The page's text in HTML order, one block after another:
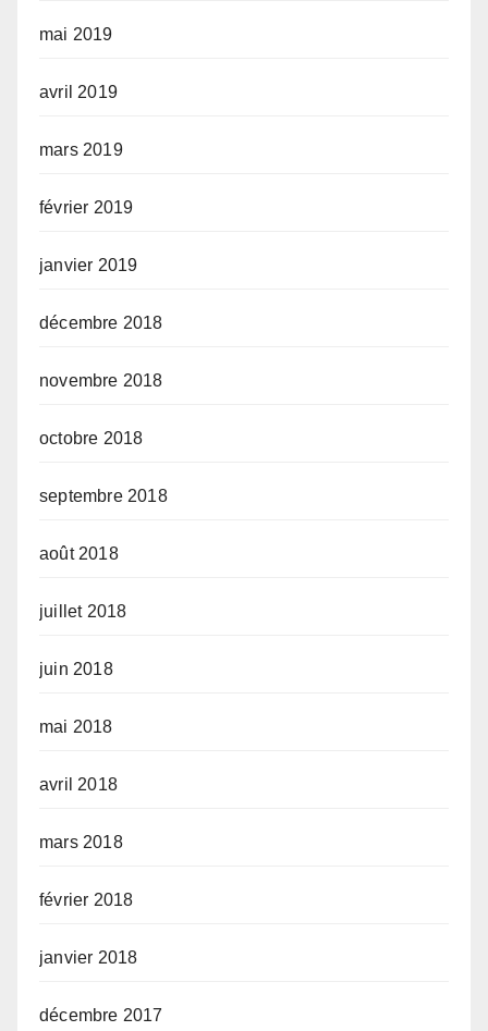
mai 2019
avril 2019
mars 2019
février 2019
janvier 2019
décembre 2018
novembre 2018
octobre 2018
septembre 2018
août 2018
juillet 2018
juin 2018
mai 2018
avril 2018
mars 2018
février 2018
janvier 2018
décembre 2017